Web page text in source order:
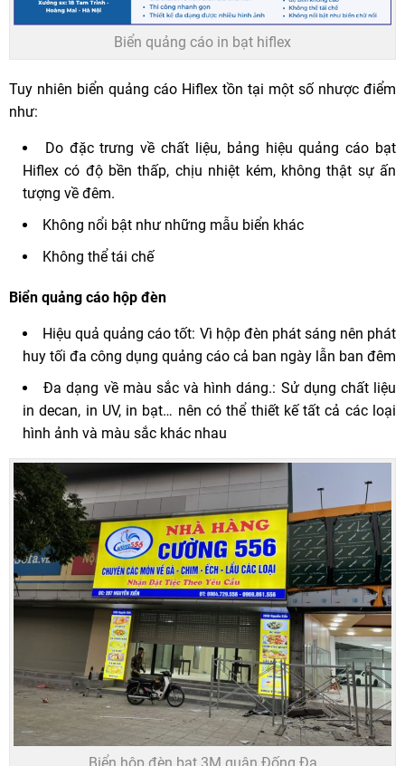
Biển quảng cáo in bạt hiflex
Tuy nhiên biển quảng cáo Hiflex tồn tại một số nhược điểm
như:
Do đặc trưng về chất liệu, bảng hiệu quảng cáo bạt
Hiflex có độ bền thấp, chịu nhiệt kém, không thật sự ấn
tượng về đêm.
Không nổi bật như những mẫu biển khác
Không thể tái chế
Biển quảng cáo hộp đèn
Hiệu quả quảng cáo tốt: Vì hộp đèn phát sáng nên phát
huy tối đa công dụng quảng cáo cả ban ngày lẫn ban đêm
Đa dạng về màu sắc và hình dáng.: Sử dụng chất liệu
in decan, in UV, in bạt… nên có thể thiết kế tất cả các loại
hình ảnh và màu sắc khác nhau